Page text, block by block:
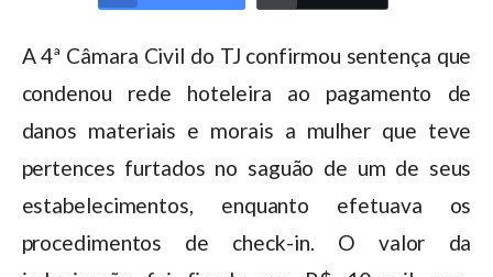
A 4ª Câmara Civil do TJ confirmou sentença que
condenou rede hoteleira ao pagamento de
danos materiais e morais a mulher que teve
pertences furtados no saguão de um de seus
estabelecimentos, enquanto efetuava os
procedimentos de check-in. O valor da